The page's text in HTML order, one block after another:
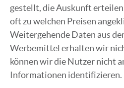
gestellt, die Auskunft
oft zu welchen Preisen
Weitergehende Daten aus
Werbemittel erhalten wir
können wir die Nutzer nicht
Informationen identifizieren.